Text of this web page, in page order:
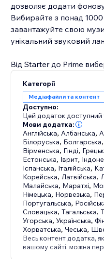
дозволяє додати
Вибирайте з понад 1000
завантажуйте свою
унікальний звуковий
Від Starter до Prime
Категорії
Медіафайли та контент
Доступно:
Цей додаток доступний
Мови додатка:
Англійська, Албанська,
Білоруська, Болгарська,
Вірменська, Гінді,
Естонська, Іврит,
Іспанська, Італійська,
Корейська, Латвійська,
Малайська, Маратхі,
Німецька, Норвезька,
Португальська,
Словацька,Тагальська,
Угорська,Українська,
Хорватська,Чеська,
Весь контент додатка,
вашому сайті, можна